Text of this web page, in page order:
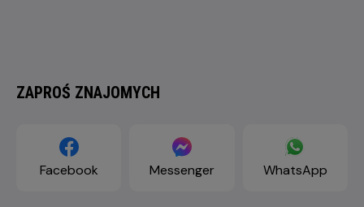
ZAPROŚ ZNAJOMYCH
Facebook Messenger WhatsApp